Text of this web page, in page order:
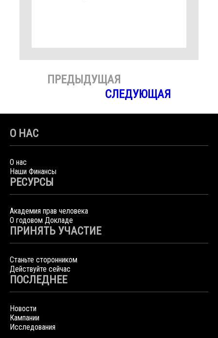
ПРЕДЫДУЩАЯ
СЛЕДУЮЩАЯ
О НАС
О нас
Наши Финансы
РЕСУРСЫ
Академия прав человека
О годовом Докладе
ПРИНЯТЬ УЧАСТИЕ
Станьте сторонником
Действуйте сейчас
ПОСЛЕДНЕЕ
Новости
Кампании
Исследования